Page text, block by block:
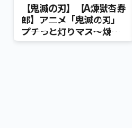
【鬼滅の刃】【A煉獄杏寿
郎】アニメ「鬼滅の刃」
プチっと灯りマス～煉獄
杏寿郎・胡蝶しのぶ～